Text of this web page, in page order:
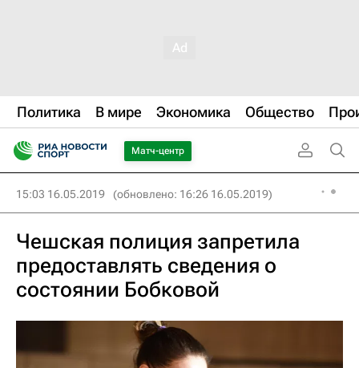
Политика В мире Экономика Общество
Матч-центр
15:03 16.05.2019 (обновлено: 16:26 16.05.2019)
Чешская полиция запретила
предоставлять сведения о
состоянии Бобковой